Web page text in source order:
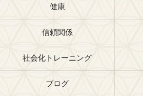
健康
信頼関係
社会化トレーニング
ブログ